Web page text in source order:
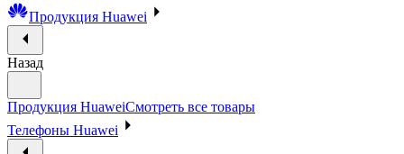
Продукция Huawei
Назад
Продукция HuaweiСмотреть все товары
Телефоны Huawei